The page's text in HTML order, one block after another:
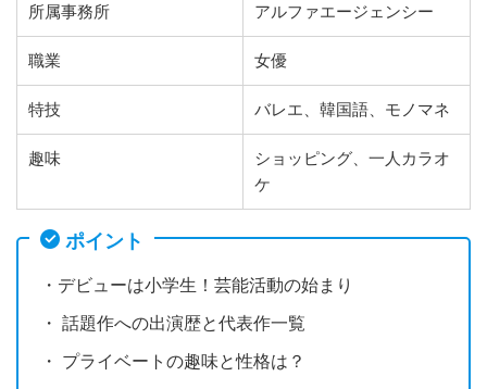
所属事務所 アルファエージェンシー
職業 女優
特技 バレエ、韓国語、モノマネ
趣味
ショッピング、一人カラオ
ケ
ポイント
・デビューは小学生！芸能活動の始まり
・ 話題作への出演歴と代表作一覧
・ プライベートの趣味と性格は？